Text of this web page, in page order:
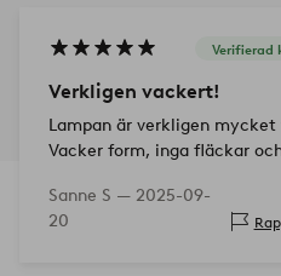
Verifierad
Verkligen vackert!
Lampan är verkligen mycket
Vacker form, inga fläckar
Sanne S — 2025-09-
20